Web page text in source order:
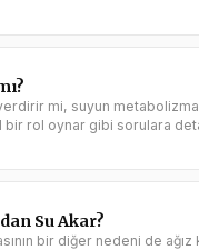
mi, suyun
bir rol oynar gibi sorulara
Su Akar?
bir diğer nedeni de ağız